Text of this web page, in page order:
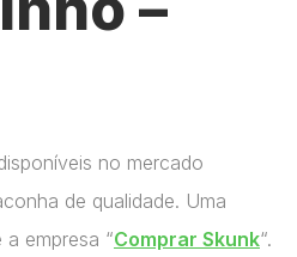
no mercado
de qualidade. Uma
empresa “Comprar Skunk“.